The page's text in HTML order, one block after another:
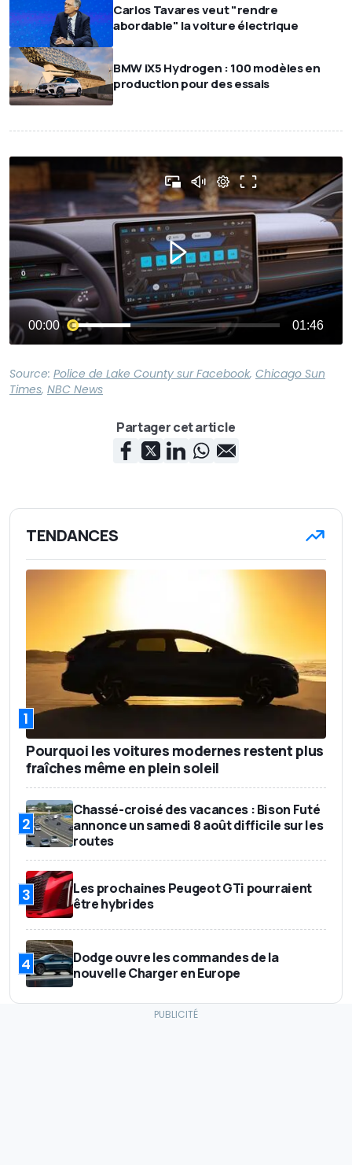
Carlos Tavares veut "rendre
abordable" la voiture électrique
BMW iX5 Hydrogen : 100 modèles en
production pour des essais
Source: Police de Lake County sur Facebook, Chicago Sun
Times, NBC News
Partager cet article
TENDANCES
1
Pourquoi les voitures modernes restent plus
fraîches même en plein soleil
2
Chassé-croisé des vacances : Bison Futé
annonce un samedi 8 août difficile sur les
routes
3
Les prochaines Peugeot GTi pourraient
être hybrides
4
Dodge ouvre les commandes de la
nouvelle Charger en Europe